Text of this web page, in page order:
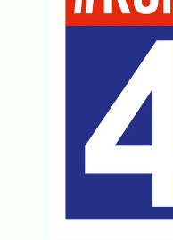
04 августа 2026
Важная
Что делать со
04 августа 2026
Награды нашли
03 августа 2026
Ленобласть